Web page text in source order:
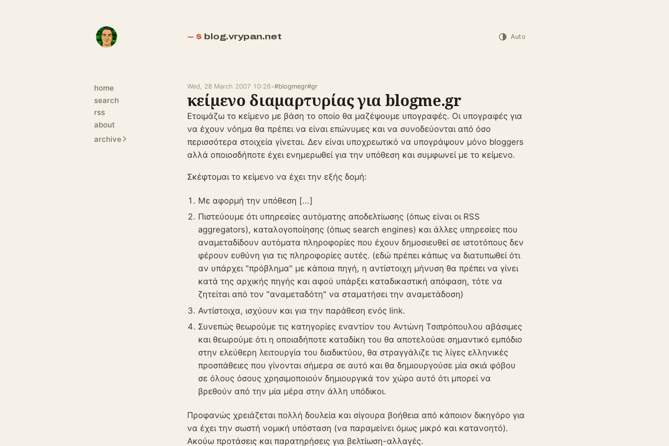
home
search
rss
about
archive
blog.vrypan.net Auto
Wed, 28 March 2007 10:26 •#blogmegr#gr
κείμενο διαμαρτυρίας για blogme.gr
Ετοιμάζω το κείμενο με βάση το οποίο θα μαζέψουμε υπογραφές. Οι υπογραφές για
να έχουν νόημα θα πρέπει να είναι επώνυμες και να συνοδεύονται από όσο
περισσότερα στοιχεία γίνεται. Δεν είναι υποχρεωτικό να υπογράψουν μόνο bloggers
αλλά οποιοσδήποτε έχει ενημερωθεί για την υπόθεση και συμφωνεί με το κείμενο.
Σκέφτομαι το κείμενο να έχει την εξής δομή:
Με αφορμή την υπόθεση [...]
Πιστεύουμε ότι υπηρεσίες αυτόματης αποδελτίωσης (όπως είναι οι RSS
aggregators), καταλογοποίησης (όπως search engines) και άλλες υπηρεσίες που
αναμεταδίδουν αυτόματα πληροφορίες που έχουν δημοσιευθεί σε ιστοτόπους δεν
φέρουν ευθύνη για τις πληροφορίες αυτές. (εδώ πρέπει κάπως να διατυπωθεί ότι
αν υπάρχει "πρόβλημα" με κάποια πηγή, η αντίστοιχη μήνυση θα πρέπει να γίνει
κατά της αρχικής πηγής και αφού υπάρξει καταδικαστική απόφαση, τότε να
ζητείται από τον "αναμεταδότη" να σταματήσει την αναμετάδοση)
Αντίστοιχα, ισχύουν και για την παράθεση ενός link.
Συνεπώς θεωρούμε τις κατηγορίες εναντίον του Αντώνη Τσιπρόπουλου αβάσιμες
και θεωρούμε ότι η οποιαδήποτε καταδίκη του θα αποτελούσε σημαντικό εμπόδιο
στην ελεύθερη λειτουργία του διαδικτύου, θα στραγγάλιζε τις λίγες ελληνικές
προσπάθειες που γίνονται σήμερα σε αυτό και θα δημιουργούσε μία σκιά φόβου
σε όλους όσους χρησιμοποιούν δημιουργικά τον χώρο αυτό ότι μπορεί να
βρεθούν από την μία μέρα στην άλλη υπόδικοι.
Προφανώς χρειάζεται πολλή δουλεία και σίγουρα βοήθεια από κάποιον δικηγόρο για
να έχει την σωστή νομική υπόσταση (να παραμείνει όμως μικρό και κατανοητό).
Ακούω προτάσεις και παρατηρήσεις για βελτίωση-αλλαγές.